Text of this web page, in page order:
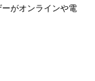
がオンラインや電